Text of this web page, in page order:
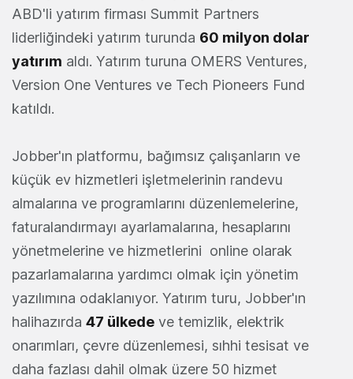
ABD'li yatırım firması Summit Partners
liderliğindeki yatırım turunda 60 milyon dolar
yatırım aldı. Yatırım turuna OMERS Ventures,
Version One Ventures ve Tech Pioneers Fund
katıldı.
Jobber'ın platformu, bağımsız çalışanların ve
küçük ev hizmetleri işletmelerinin randevu
almalarına ve programlarını düzenlemelerine,
faturalandırmayı ayarlamalarına, hesaplarını
yönetmelerine ve hizmetlerini online olarak
pazarlamalarına yardımcı olmak için yönetim
yazılımına odaklanıyor. Yatırım turu, Jobber'ın
halihazırda 47 ülkede ve temizlik, elektrik
onarımları, çevre düzenlemesi, sıhhi tesisat ve
daha fazlası dahil olmak üzere 50 hizmet